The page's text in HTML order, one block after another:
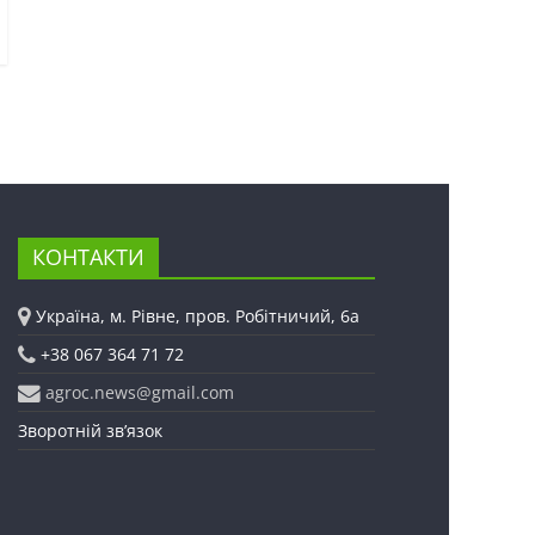
КОНТАКТИ
Україна, м. Рівне, пров. Робітничий, 6а
+38 067 364 71 72
agroc.news@gmail.com
Зворотній зв’язок